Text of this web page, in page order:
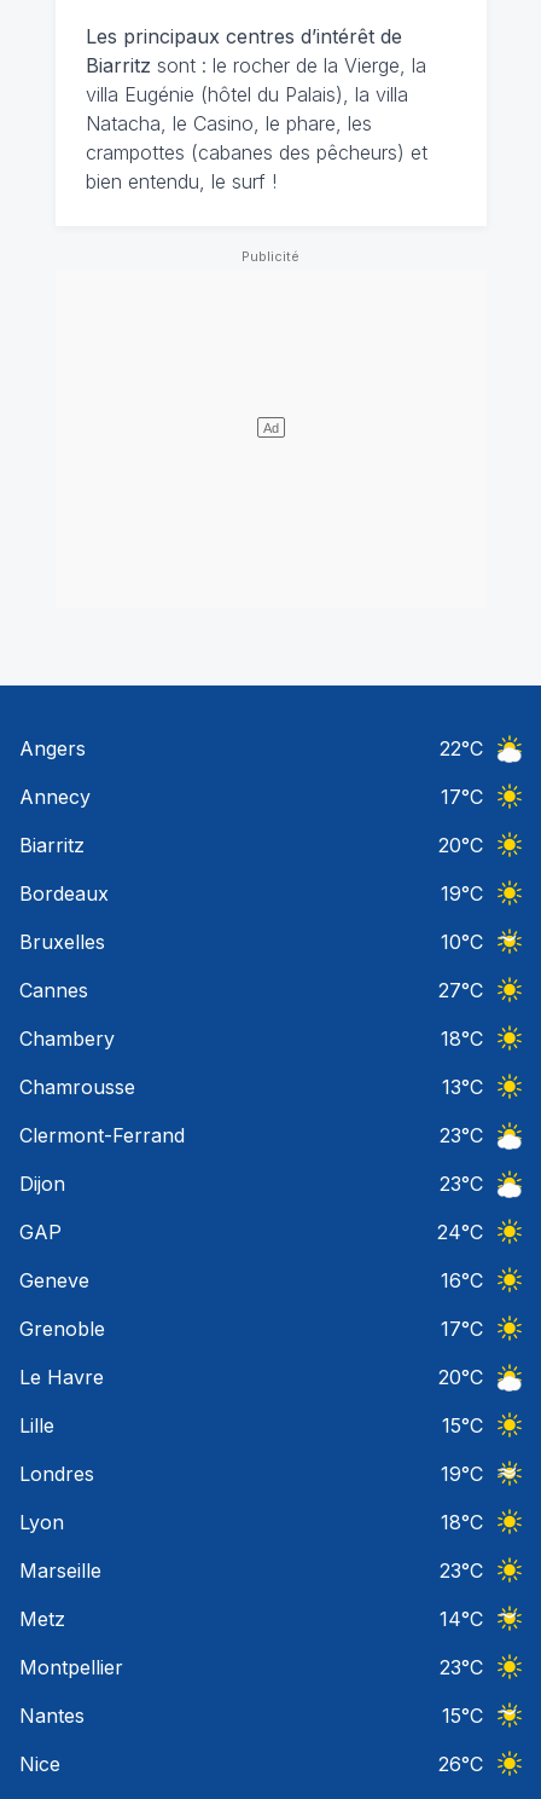
Les principaux centres d’intérêt de
Biarritz sont : le rocher de la Vierge, la
villa Eugénie (hôtel du Palais), la villa
Natacha, le Casino, le phare, les
crampottes (cabanes des pêcheurs) et
bien entendu, le surf !
Angers 22°C
Annecy
17°C
Biarritz
20°C
Bordeaux
19°C
Bruxelles
10°C
Cannes
27°C
Chambery
18°C
Chamrousse
13°C
Clermont-Ferrand
23°C
Dijon
23°C
GAP
24°C
Geneve
16°C
Grenoble
17°C
Le Havre
20°C
Lille
15°C
Londres
19°C
Lyon
18°C
Marseille
23°C
Metz
14°C
Montpellier
23°C
Nantes
15°C
Nice
26°C